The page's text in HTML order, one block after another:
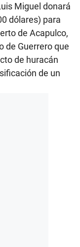
Miguel donará
dólares) para
de Acapulco,
de Guerrero que
de huracán
de un